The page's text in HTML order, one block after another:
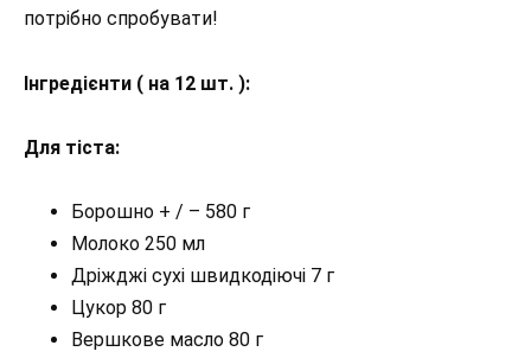
потрібно спробувати!
Інгредієнти ( на 12 шт. ):
Для тіста:
Борошно + / – 580 г
Молоко 250 мл
Дріжджі сухі швидкодіючі 7 г
Цукор 80 г
Вершкове масло 80 г